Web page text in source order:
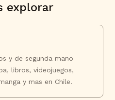
explorar
y de segunda mano
libros, videojuegos,
y mas en Chile.